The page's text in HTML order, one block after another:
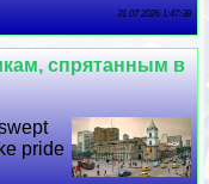
31 07 2026 1:47:38
спрятанным в
pride